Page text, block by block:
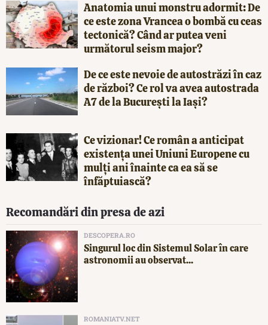
Anatomia unui monstru adormit: De
ce este zona Vrancea o bombă cu ceas
tectonică? Când ar putea veni
următorul seism major?
De ce este nevoie de autostrăzi în caz
de război? Ce rol va avea autostrada
A7 de la București la Iași?
Ce vizionar! Ce român a anticipat
existența unei Uniuni Europene cu
mulți ani înainte ca ea să se
înfăptuiască?
Recomandări din presa de azi
DESCOPERA.RO
Singurul loc din Sistemul Solar în care
astronomii au observat...
ROMANIATV.NET